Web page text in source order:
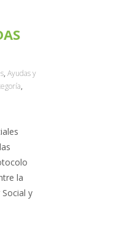
, Ayudas y
,
la
y